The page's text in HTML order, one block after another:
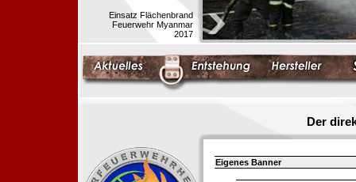
Einsatz Flächenbrand
Feuerwehr Myanmar
2017
Der
Eigenes Banner